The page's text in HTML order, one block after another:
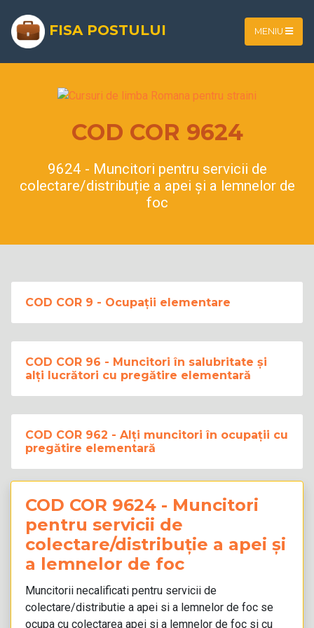
FISA POSTULUI MENIU
COD COR 9624
9624 - Muncitori pentru servicii de
colectare/distribuție a apei și a lemnelor de
foc
COD COR 9 - Ocupații elementare
COD COR 96 - Muncitori în salubritate și
alți lucrători cu pregătire elementară
COD COR 962 - Alți muncitori în ocupații cu
pregătire elementară
COD COR 9624 - Muncitori
pentru servicii de
colectare/distribuție a apei și
a lemnelor de foc
Muncitorii necalificati pentru servicii de
colectare/distributie a apei si a lemnelor de foc se
ocupa cu colectarea apei si a lemnelor de foc si cu